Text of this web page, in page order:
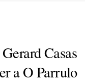
Casas
a O Parrulo